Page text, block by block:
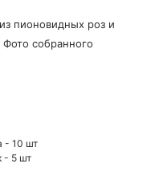
пионовидных роз и
собранного
- 10 шт
- 5 шт